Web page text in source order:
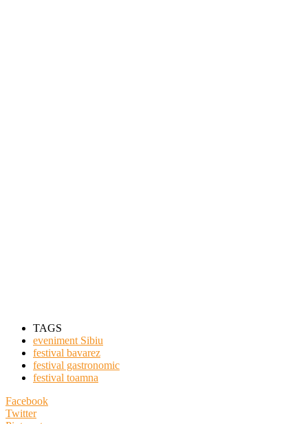
TAGS
eveniment Sibiu
festival bavarez
festival gastronomic
festival toamna
Facebook
Twitter